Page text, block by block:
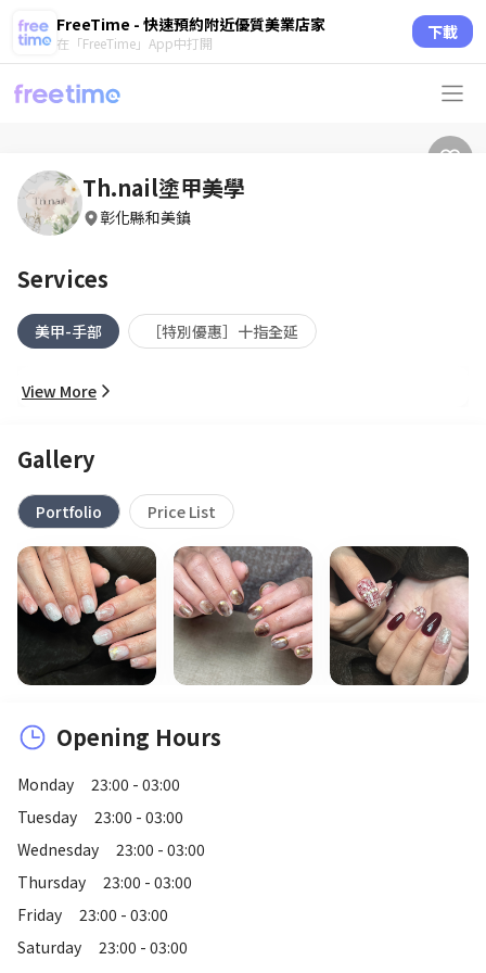
FreeTime - 快速預約附近優質美業店家
在「FreeTime」App中打開 下載
Th.nail塗甲美學
彰化縣和美鎮
Services
美甲-手部 ［特別優惠］十指全延
View More
Gallery
Portfolio Price List
Opening Hours
Monday
23:00 - 03:00
Tuesday
23:00 - 03:00
Wednesday
23:00 - 03:00
Thursday
23:00 - 03:00
Friday
23:00 - 03:00
Saturday
23:00 - 03:00